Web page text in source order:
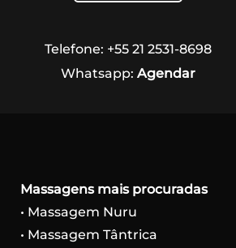
Telefone: +55 21 2531-8698
Whatsapp: Agendar
Massagens mais procuradas
• Massagem Nuru
• Massagem Tântrica